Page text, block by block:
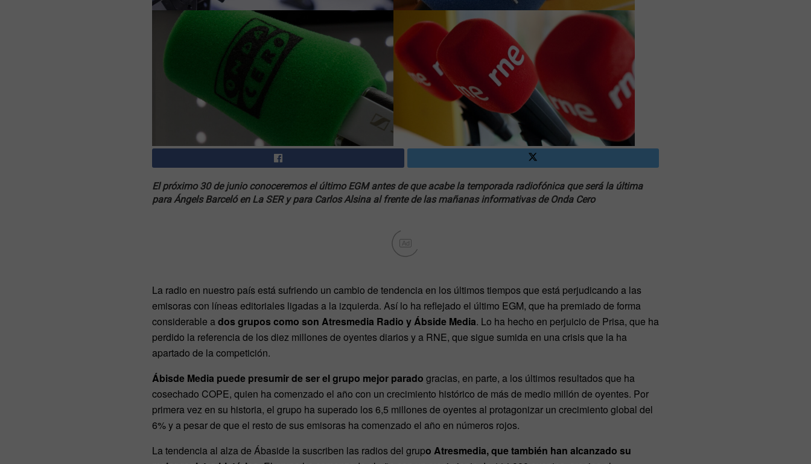
El próximo 30 de junio conoceremos el último EGM antes de que acabe la temporada radiofónica que será la última
para Ángels Barceló en La SER y para Carlos Alsina al frente de las mañanas informativas de Onda Cero
Ad
La radio en nuestro país está sufriendo un cambio de tendencia en los últimos tiempos que está perjudicando a las
emisoras con líneas editoriales ligadas a la izquierda. Así lo ha reflejado el último EGM, que ha premiado de forma
considerable ados grupos como son Atresmedia Radio y Ábside Media. Lo ha hecho en perjuicio de Prisa, que ha
perdido la referencia de los diez millones de oyentes diarios y a RNE, que sigue sumida en una crisis que la ha
apartado de la competición.
Ábisde Media puede presumir de ser el grupo mejor parado gracias, en parte, a los últimos resultados que ha
cosechado COPE, quien ha comenzado el año con un crecimiento histórico de más de medio millón de oyentes. Por
primera vez en su historia, el grupo ha superado los 6,5 millones de oyentes al protagonizar un crecimiento global del
6% y a pesar de que el resto de sus emisoras ha comenzado el año en números rojos.
La tendencia al alza de Ábaside la suscriben las radios del grupo Atresmedia, que también han alcanzado su